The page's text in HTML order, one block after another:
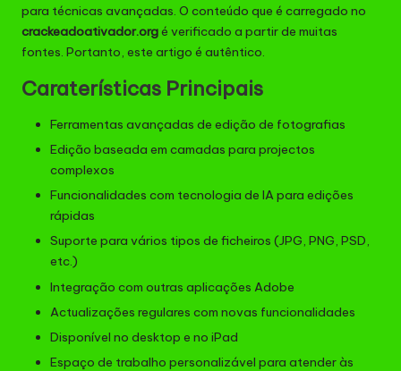
para técnicas avançadas. O conteúdo que é carregado no
crackeadoativador.orgé verificado a partir de muitas
fontes. Portanto, este artigo é autêntico.
Caraterísticas Principais
Ferramentas avançadas de edição de fotografias
Edição baseada em camadas para projectos
complexos
Funcionalidades com tecnologia de IA para edições
rápidas
Suporte para vários tipos de ficheiros (JPG, PNG, PSD,
etc.)
Integração com outras aplicações Adobe
Actualizações regulares com novas funcionalidades
Disponível no desktop e no iPad
Espaço de trabalho personalizável para atender às